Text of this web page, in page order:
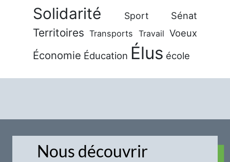
Solidarité Sport Sénat
Territoires Transports Travail Voeux
Économie Éducation Élus école
Nous découvrir